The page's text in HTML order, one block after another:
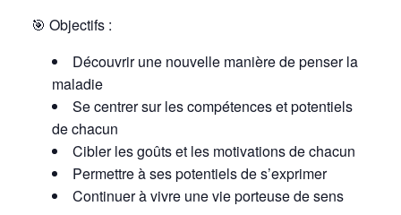
🎯 Objectifs :
Découvrir une nouvelle manière de penser la
maladie
Se centrer sur les compétences et potentiels
de chacun
Cibler les goûtset les motivations de chacun
Permettre à ses potentielsde s’exprimer
Continuer à vivre une vie porteuse de sens